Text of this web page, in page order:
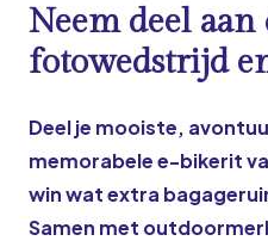
Neem deel aan
fotowedstrijd
Deel je mooiste,
memorabele e-bikerit
win wat extra
Samen met